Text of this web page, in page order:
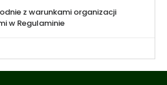
z warunkami organizacji
w Regulaminie